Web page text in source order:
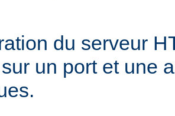
du serveur
un port et une